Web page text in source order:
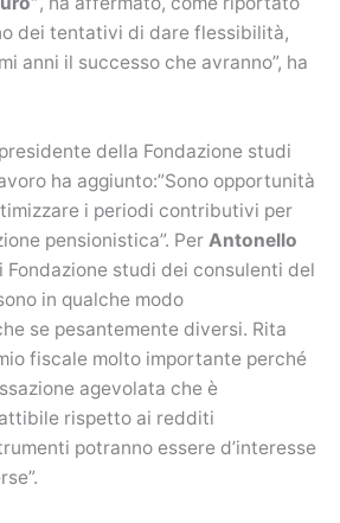
dei tentativi di dare flessibilità,
anni il successo che avranno”, ha
della Fondazione studi
ha aggiunto:”Sono opportunità
i periodi contributivi per
pensionistica”. Per Antonello
Fondazione studi dei consulenti del
in qualche modo
se pesantemente diversi. Rita
fiscale molto importante perché
agevolata che è
rispetto ai redditi
potranno essere d’interesse